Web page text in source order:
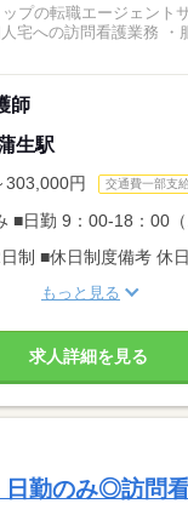
プの転職エージェント
宅への訪問看護業務 ・
師
生駅
303,000円 交通費一部支
■日勤 9：00-18：00（
制 ■休日制度備考 休日
もっと見る
求人詳細を見る
日勤のみ◎訪問